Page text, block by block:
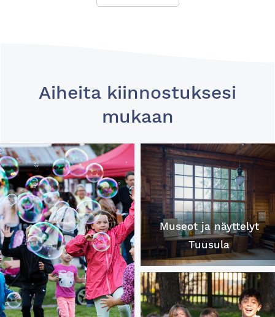
Aiheita kiinnostuksesi
mukaan
Museot ja näyttelyt
Tuusula